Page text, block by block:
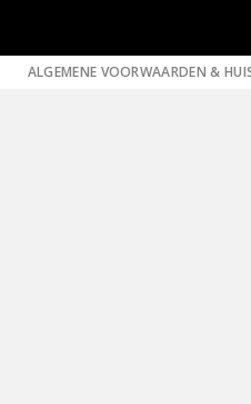
ALGEMENE VOORWAARDEN &